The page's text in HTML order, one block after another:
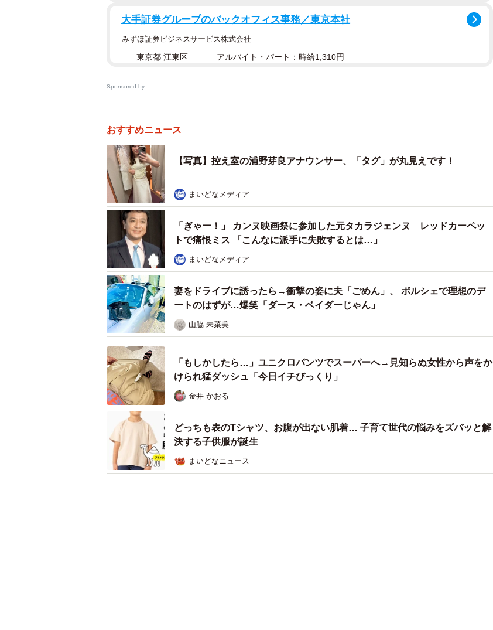
大手証券グループのバックオフィス事務／東京本社
みずほ証券ビジネスサービス株式会社
東京都 江東区 アルバイト・パート：時給1,310円
Sponsored by
おすすめニュース
【写真】控え室の浦野芽良アナウンサー、「タグ」が丸見えです！
まいどなメディア
「ぎゃー！」 カンヌ映画祭に参加した元タカラジェンヌ レッドカーペッ
トで痛恨ミス 「こんなに派手に失敗するとは…」
まいどなメディア
妻をドライブに誘ったら→衝撃の姿に夫「ごめん」、 ポルシェで理想のデ
ートのはずが…爆笑「ダース・ベイダーじゃん」
山脇 未菜美
「もしかしたら…」ユニクロパンツでスーパーへ→見知らぬ女性から声をか
けられ猛ダッシュ「今日イチびっくり」
金井 かおる
どっちも表のTシャツ、お腹が出ない肌着… 子育て世代の悩みをズバッと解
決する子供服が誕生
まいどなニュース